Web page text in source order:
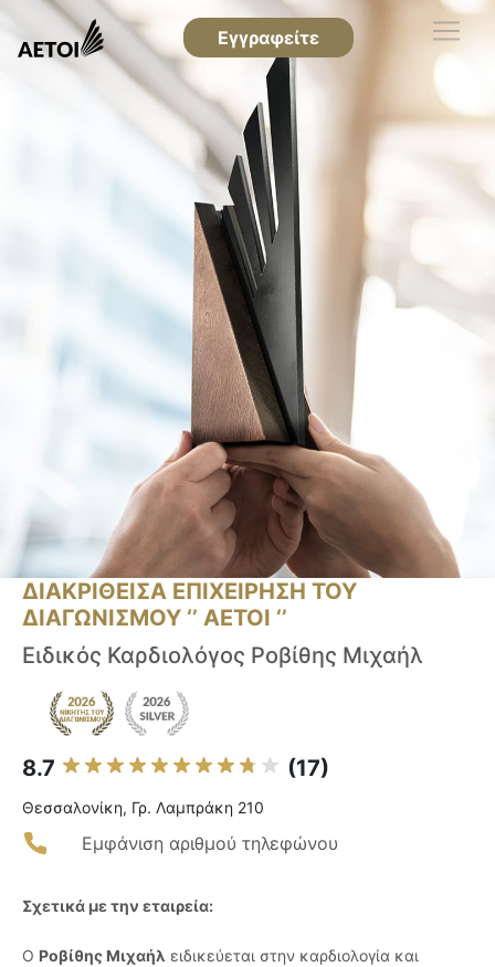
Εγγραφείτε
ΔΙΑΚΡΙΘΕΙΣΑ ΕΠΙΧΕΙΡΗΣΗ ΤΟΥ
ΔΙΑΓΩΝΙΣΜΟΥ ‘’ ΑΕΤΟΙ ‘’
Ειδικός Καρδιολόγος Ροβίθης Μιχαήλ
8.7 (17)
Θεσσαλονίκη, Γρ. Λαμπράκη 210
Εμφάνιση αριθμού τηλεφώνου
Σχετικά με την εταιρεία:
Ο Ροβίθης Μιχαήλ ειδικεύεται στην καρδιολογία και